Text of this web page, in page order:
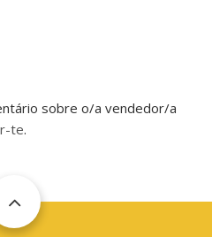
sobre o/a vendedor/a
te.